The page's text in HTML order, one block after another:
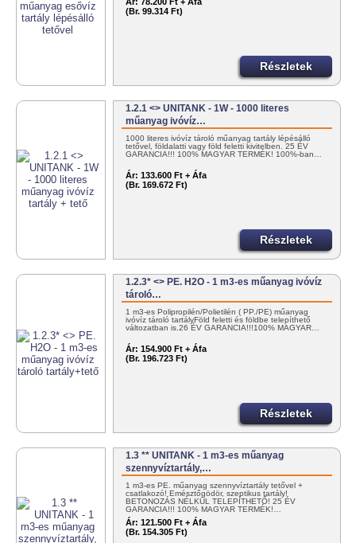
(Br. 99.314 Ft)
Részletek
1.2.1 <> UNITANK - 1W - 1000 literes
műanyag ivóvíz…
1000 literes ivóvíz tároló műanyag tartály lépésálló
tetővel, földalatti vagy föld feletti kivitelben. 25 ÉV
GARANCIA!!! 100% MAGYAR TERMÉK! 100%-ban…
Ár: 133.600 Ft + Áfa
(Br. 169.672 Ft)
Részletek
1.2.3* <> PE. H2O - 1 m3-es műanyag ivóvíz
tároló…
1 m3-es Polipropilén/Polietilén ( PP./PE) műanyag
ivóvíz tároló tartályFöld feletti és földbe telepíthető
változatban is.26 ÉV GARANCIA!!!100% MAGYAR…
Ár: 154.900 Ft + Áfa
(Br. 196.723 Ft)
Részletek
1.3 ** UNITANK - 1 m3-es műanyag
szennyvíztartály,…
1 m3-es PE. műanyag szennyvíztartály tetővel +
csatlakozó! Emésztőgödör, szeptikus tartály!
BETONOZÁS NÉLKÜL TELEPÍTHETŐ! 25 ÉV
GARANCIA!!! 100% MAGYAR TERMÉK!…
Ár: 121.500 Ft + Áfa
(Br. 154.305 Ft)